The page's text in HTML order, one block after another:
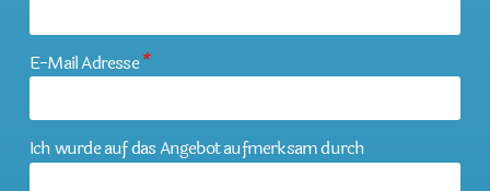
E-Mail Adresse*
Ich wurde auf das Angebot aufmerksam durch